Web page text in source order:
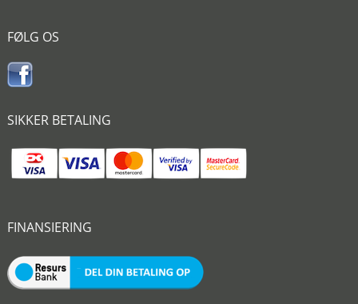
FØLG OS
SIKKER BETALING
FINANSIERING